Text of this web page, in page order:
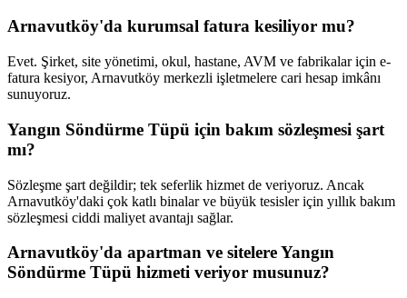
Arnavutköy'da kurumsal fatura kesiliyor mu?
Evet. Şirket, site yönetimi, okul, hastane, AVM ve fabrikalar için e-
fatura kesiyor, Arnavutköy merkezli işletmelere cari hesap imkânı
sunuyoruz.
Yangın Söndürme Tüpü için bakım sözleşmesi şart
mı?
Sözleşme şart değildir; tek seferlik hizmet de veriyoruz. Ancak
Arnavutköy'daki çok katlı binalar ve büyük tesisler için yıllık bakım
sözleşmesi ciddi maliyet avantajı sağlar.
Arnavutköy'da apartman ve sitelere Yangın
Söndürme Tüpü hizmeti veriyor musunuz?